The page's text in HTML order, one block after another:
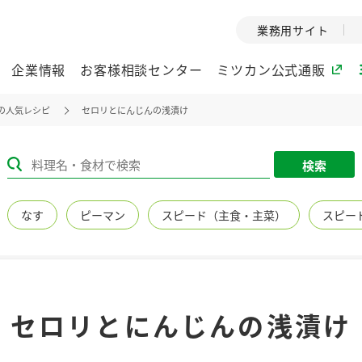
酢 調味酢 お酢ドリンク ぽん酢 みりん風
企業情報
企業理念
ミツカングループの企
ミツカン
創業から現
環境への取り組み
ミツカンの環境への取
水の文化
（アーカ
お客様相談センター ミツカン公式通販
業務用サイト
人気レシピ セロリとにんじんの浅漬け
検索
なす ピーマン スピード（主食・主菜） スピー
セロリとにんじんの浅漬け